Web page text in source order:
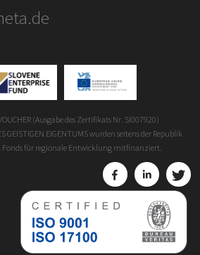
(Ausgabe des Zertifikats Nr. SI007920)
GEISTIGEN EIGENTUMS wurden seitens der Republik
Fonds für regionale Entwicklung mitfinanziert.